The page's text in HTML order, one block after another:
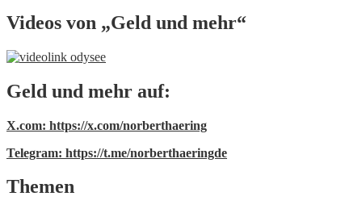
Videos von „Geld und mehr“
Geld und mehr auf:
X.com: https://x.com/norberthaering
Telegram: https://t.me/norberthaeringde
Themen